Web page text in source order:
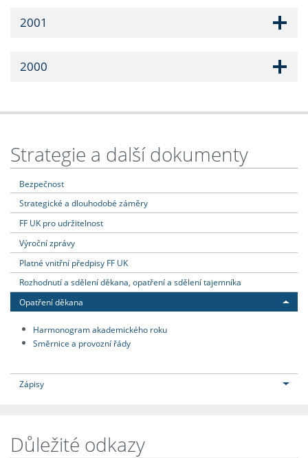
2001
2000
Strategie a další dokumenty
Bezpečnost
Strategické a dlouhodobé záměry
FF UK pro udržitelnost
Výroční zprávy
Platné vnitřní předpisy FF UK
Rozhodnutí a sdělení děkana, opatření a sdělení tajemníka
Opatření děkana
Harmonogram akademického roku
Směrnice a provozní řády
Zápisy
Důležité odkazy